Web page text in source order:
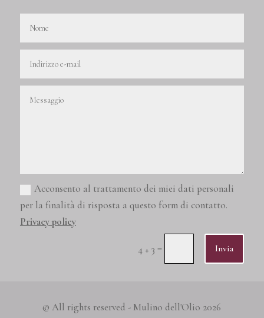
Acconsento al trattamento dei miei dati personali
per la finalità di risposta a questo form di contatto.
Privacy policy
4 + 3 = Invia
© All rights reserved - Mulino dell'Olio 2026